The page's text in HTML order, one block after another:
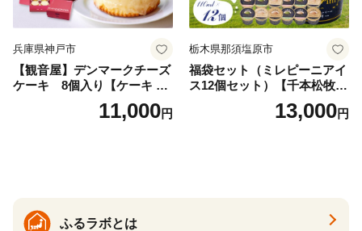
兵庫県神戸市
【観音屋】デンマークチーズ
ケーキ 8個入り【ケーキ チ
ーズケーキ 人気スイーツ お
すすめスイーツ 神戸スイー
11,000円
栃木県那須塩原市
福袋セット（ミレピーニアイ
ス12個セット）【千本松牧
場】 ns025-014-12 【デザー
ト 詰め合わせ ギフト】
13,000円
ふるラボとは